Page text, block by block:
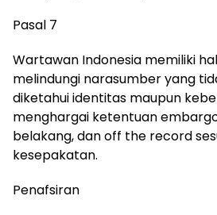
Pasal 7
Wartawan Indonesia memiliki
melindungi narasumber yang
diketahui identitas maupun
menghargai ketentuan
belakang, dan off the record
kesepakatan.
Penafsiran